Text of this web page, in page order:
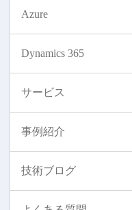
Azure
Dynamics 365
サービス
事例紹介
技術ブログ